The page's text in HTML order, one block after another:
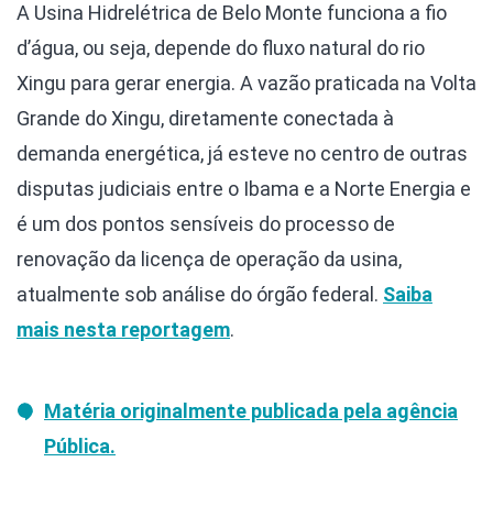
A Usina Hidrelétrica de Belo Monte funciona a fio
d’água, ou seja, depende do fluxo natural do rio
Xingu para gerar energia. A vazão praticada na Volta
Grande do Xingu, diretamente conectada à
demanda energética, já esteve no centro de outras
disputas judiciais entre o Ibama e a Norte Energia e
é um dos pontos sensíveis do processo de
renovação da licença de operação da usina,
atualmente sob análise do órgão federal. Saiba
mais nesta reportagem.
Matéria originalmente publicada pela agência
Pública.